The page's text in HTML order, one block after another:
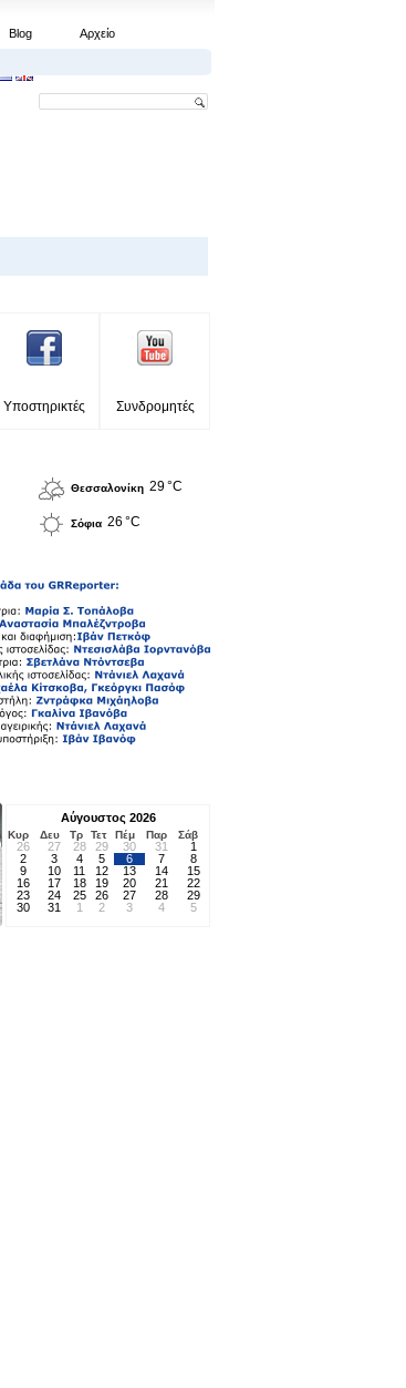
Blog Αρχείο
Υποστηρικτές Συνδρομητές
Θεσσαλονίκη 29 °C
Σόφια 26 °C
Αύγουστος 2026
Κυρ Δευ Τρ Τετ Πέμ Παρ Σάβ
26 27 28 29 30 31
1
2
3 4 5 6 7
8
9
10 11 12 13 14
15
16
17 18 19 20 21
22
23
24 25 26 27 28
29
30
31 1 2 3 4 5